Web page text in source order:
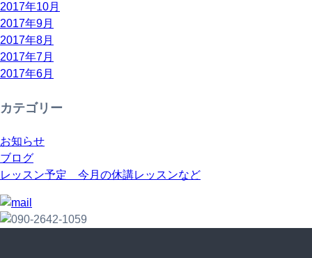
2017年10月
2017年9月
2017年8月
2017年7月
2017年6月
カテゴリー
お知らせ
ブログ
レッスン予定 今月の休講レッスンなど